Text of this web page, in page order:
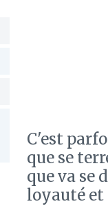
C'est
que se
que va se
loyauté et